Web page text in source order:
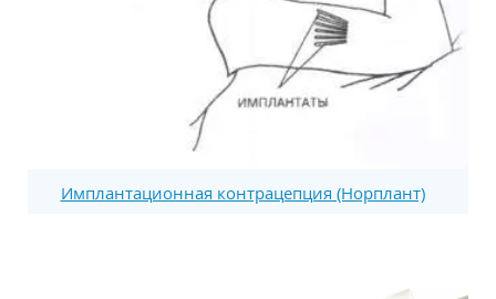
Имплантационная контрацепция (Норплант)